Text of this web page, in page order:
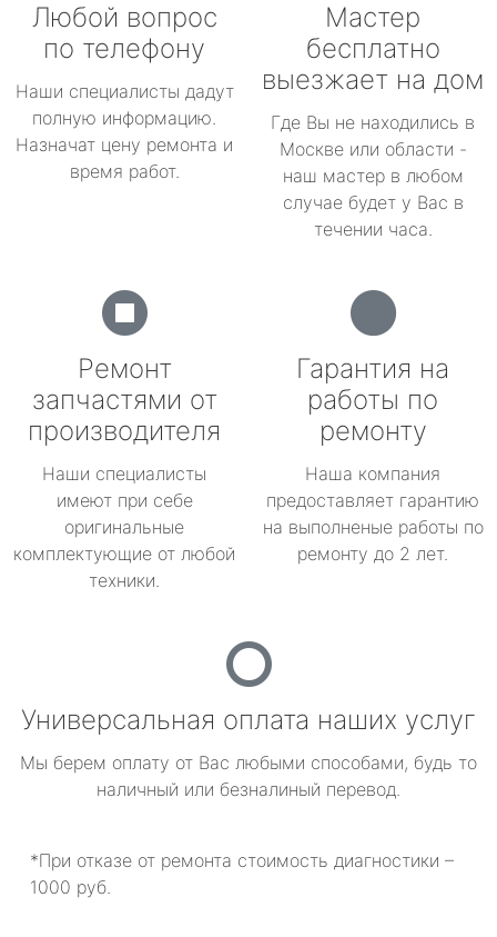
Любой вопрос
по телефону
Наши специалисты дадут
полную информацию.
Назначат цену ремонта и
время работ.
Мастер
бесплатно
выезжает на дом
Где Вы не находились в
Москве или области -
наш мастер в любом
случае будет у Вас в
течении часа.
Ремонт
запчастями от
производителя
Наши специалисты
имеют при себе
оригинальные
комплектующие от любой
техники.
Гарантия на
работы по
ремонту
Наша компания
предоставляет гарантию
на выполненые работы по
ремонту до 2 лет.
Универсальная оплата наших услуг
Мы берем оплату от Вас любыми способами, будь то
наличный или безналиный перевод.
*При отказе от ремонта стоимость диагностики –
1000 руб.